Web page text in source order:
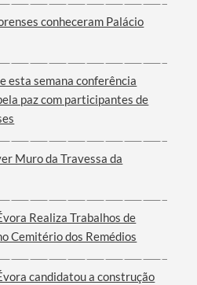
conheceram Palácio
esta semana conferência
paz com participantes de
Muro da Travessa da
Realiza Trabalhos de
Cemitério dos Remédios
candidatou a construção